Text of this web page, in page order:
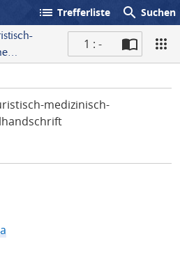
list Trefferliste search Suchen
1 : -
medizinisch-